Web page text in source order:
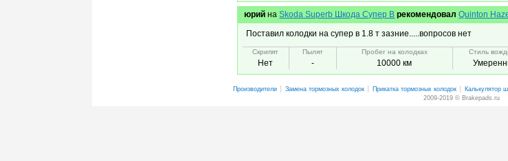
юрий на Skoda Superb Шкода Супер В рекомендовал Quinton
Поставил колодки на супер в 1.8 т зазние.....вопросов нет
Скрипят
Нет
Пылят
-
Пробег на колодках
10000 км
Стиль
Производители Замена тормозных колодок Прикатка тормозных колодок Калькулятор
2009-2019 © Brakepads.ru